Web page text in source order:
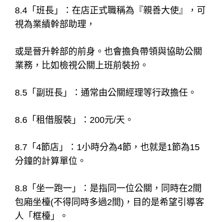
8.4「班長」：在店正式職稱為『親善大使』，可
視為業績幹部助理，
或是晉升幹部的前身。也會擔負帶領與協助公關
業務，比如檢視公關上班前裝扮。
8.5「副班長」：通常由公關經理等行政擔任。
8.6「租借服裝」：200元/天。
8.7「4節店」：1小時分為4節，也就是1節為15
分鐘的計算單位。
8.8「坐一跑一」：是指同一位公關，同時在2間
包廂坐檯(不得同時多過2間)，目的是希望引導客
人「框檯」。